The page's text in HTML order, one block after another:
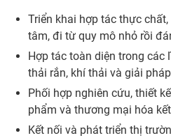
Triển khai hợp tác thực
tâm, đi từ quy mô nhỏ rồi
Hợp tác toàn diện trong
thải rắn, khí thải và giải
Phối hợp nghiên cứu, thiết
phẩm và thương mại hóa
Kết nối và phát triển thị